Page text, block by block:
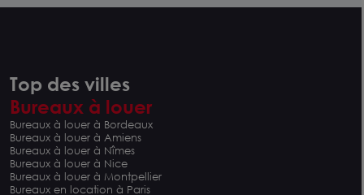
Top des villes
Bureaux à louer
Bureaux à louer à Bordeaux
Bureaux à louer à Amiens
Bureaux à louer à Nîmes
Bureaux à louer à Nice
Bureaux à louer à Montpellier
Bureaux en location à Paris